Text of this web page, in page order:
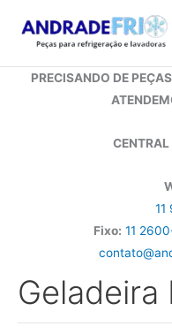
para
conteúdo
PRECISANDO DE
11
Fixo: 11
Geladeira